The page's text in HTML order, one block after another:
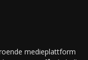
medieplattform